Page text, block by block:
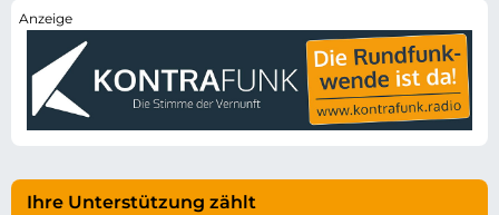
Ihre Unterstützung zählt